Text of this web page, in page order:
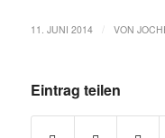
11. JUNI 2014 VON
Eintrag teilen